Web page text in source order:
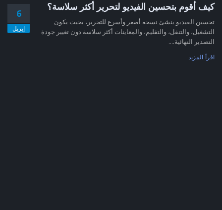
6
إبريل
كيف أقوم بتحسين الفيديو لتحرير أكثر سلاسة؟
تحسين الفيديو ينشئ نسخة أصغر وأسرع للتحرير، بحيث يكون
التشغيل، والتنقل، والتقليم، والمعاينات أكثر سلاسة دون تغيير جودة
التصدير النهائية....
اقرأ المزيد